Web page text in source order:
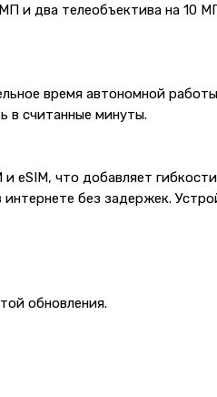
и два телеобъектива на 10
время автономной
в считанные минуты.
eSIM, что добавляет
без задержек.
обновления.